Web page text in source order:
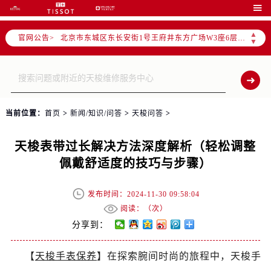

官网公告>
▲
▼
北京市朝阳区建国门外大街甲6号华熙国际中心D座11层1102室售后服务中心（需提前预约）
北京市东城区东长安街1号王府井东方广场W3座6层602室售后服务中心（需提前预约）
节假日正常营业！
当前位置： 首页 > 新闻/知识/问答 > 天梭问答 >
天梭表带过长解决方法深度解析（轻松调整
佩戴舒适度的技巧与步骤）
发布时间：2024-11-30 09:58:04
阅读：（次）
分享到：
【天梭手表保养】在探索腕间时尚的旅程中，天梭手